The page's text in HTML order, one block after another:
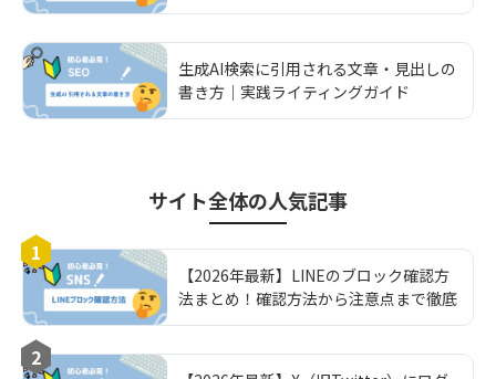
生成AI検索に引用される文章・見出しの
書き方｜実践ライティングガイド
サイト全体の人気記事
1
【2026年最新】LINEのブロック確認方
法まとめ！確認方法から注意点まで徹底
解説！
2